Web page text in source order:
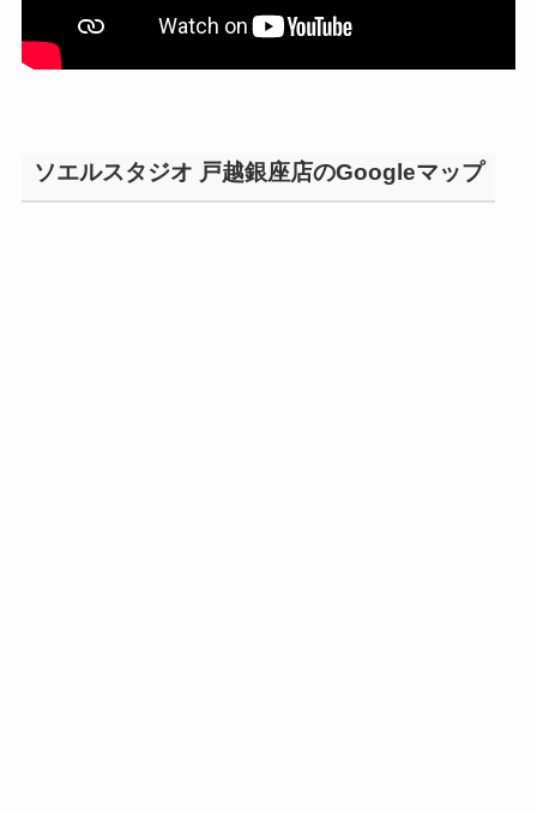
ソエルスタジオ 戸越銀座店のGoogleマップ